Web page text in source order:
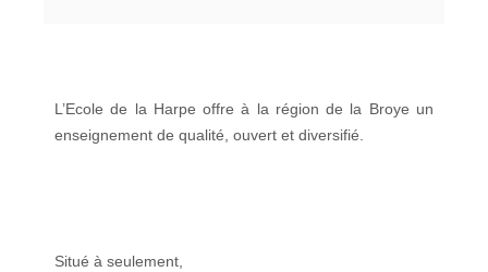
L’Ecole de la Harpe offre à la région de la Broye un
enseignement de qualité, ouvert et diversifié.
Situé à seulement,